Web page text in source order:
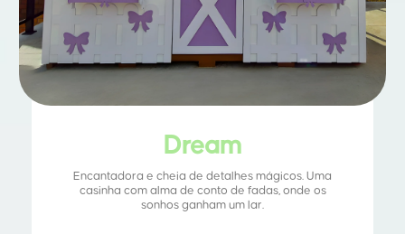
Dream
Encantadora e cheia de detalhes mágicos. Uma
casinha com alma de conto de fadas, onde os
sonhos ganham um lar.